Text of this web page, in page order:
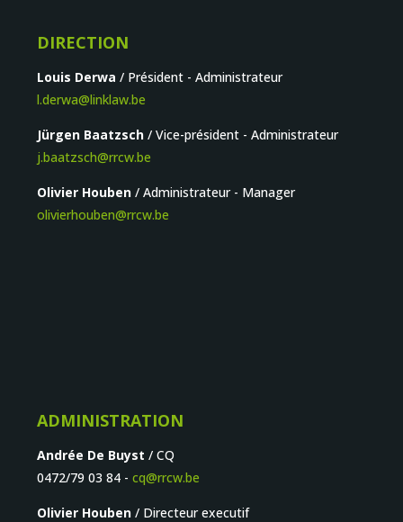
DIRECTION
Louis Derwa / Président - Administrateur
l.derwa@linklaw.be
Jürgen Baatzsch / Vice-président - Administrateur
j.baatzsch@rrcw.be
Olivier Houben / Administrateur - Manager
olivierhouben@rrcw.be
ADMINISTRATION
Andrée De Buyst / CQ
0472/79 03 84 - cq@rrcw.be
Olivier Houben / Directeur executif